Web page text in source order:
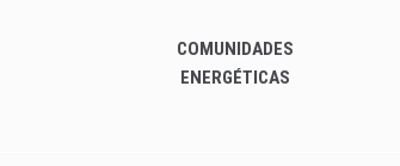
COMUNIDADES
ENERGÉTICAS